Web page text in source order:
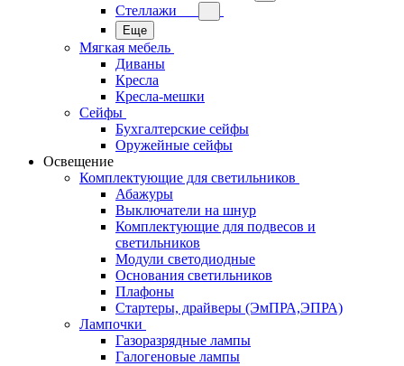
Стеллажи
Еще
Мягкая мебель
Диваны
Кресла
Кресла-мешки
Сейфы
Бухгалтерские сейфы
Оружейные сейфы
Освещение
Комплектующие для светильников
Абажуры
Выключатели на шнур
Комплектующие для подвесов и
светильников
Модули светодиодные
Основания светильников
Плафоны
Стартеры, драйверы (ЭмПРА,ЭПРА)
Лампочки
Газоразрядные лампы
Галогеновые лампы